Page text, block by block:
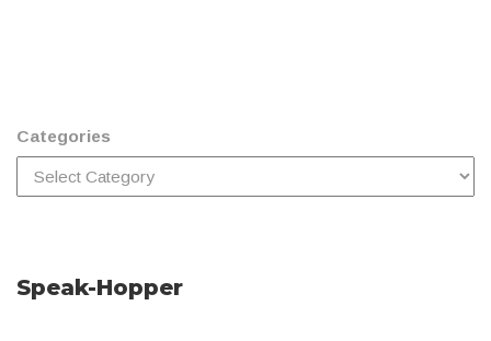
Categories
Speak-Hopper